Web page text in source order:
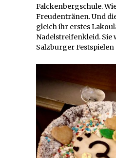
Falckenbergschule.
Freudentränen. Und
gleich ihr erstes
Nadelstreifenkleid. Sie
Salzburger